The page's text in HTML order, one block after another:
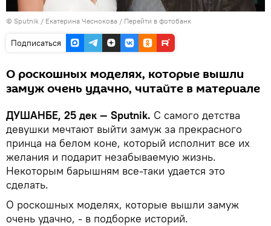
© Sputnik / Екатерина Чеснокова / Перейти в фотобанк
Подписаться
О роскошных моделях, которые вышли
замуж очень удачно, читайте в материале
ДУШАНБЕ, 25 дек — Sputnik. С самого детства
девушки мечтают выйти замуж за прекрасного
принца на белом коне, который исполнит все их
желания и подарит незабываемую жизнь.
Некоторым барышням все-таки удается это
сделать.
О роскошных моделях, которые вышли замуж
очень удачно, - в подборке историй.